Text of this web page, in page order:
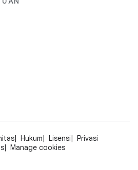
Hukum Lisensi
Privasi
Manage cookies